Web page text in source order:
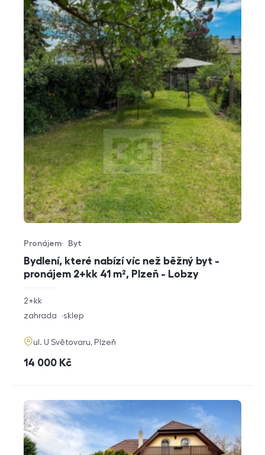
Bydlení, které nabízí víc než běžný byt -
pronájem 2+kk 41 m², Plzeň - Lobzy
Typ nabídky
Pronájem
Typ nemovitosti
Byt
rozměry
2+kk
funkce
zahrada sklep
adresa
ul. U Světovaru, Plzeň
cena
14 000 Kč